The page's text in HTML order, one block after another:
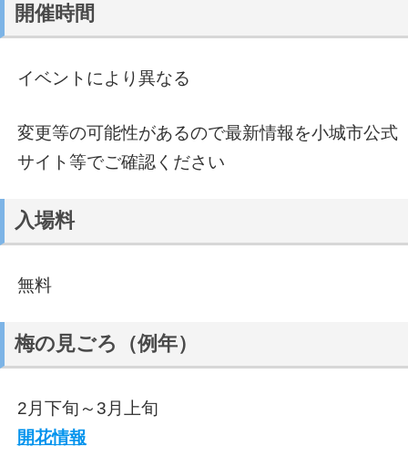
開催時間
イベントにより異なる
変更等の可能性があるので最新情報を小城市公式
サイト等でご確認ください
入場料
無料
梅の見ごろ（例年）
2月下旬～3月上旬
開花情報